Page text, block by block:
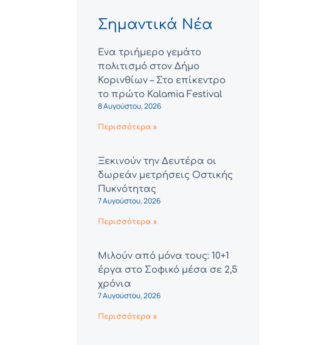
Σημαντικά Νέα
Ένα τριήμερο γεμάτο
πολιτισμό στον Δήμο
Κορινθίων – Στο επίκεντρο
το πρώτο Kalamia Festival
8 Αυγούστου, 2026
Περισσότερα »
Ξεκινούν την Δευτέρα οι
δωρεάν μετρήσεις Οστικής
Πυκνότητας
7 Αυγούστου, 2026
Περισσότερα »
Μιλούν από μόνα τους: 10+1
έργα στο Σοφικό μέσα σε 2,5
χρόνια
7 Αυγούστου, 2026
Περισσότερα »